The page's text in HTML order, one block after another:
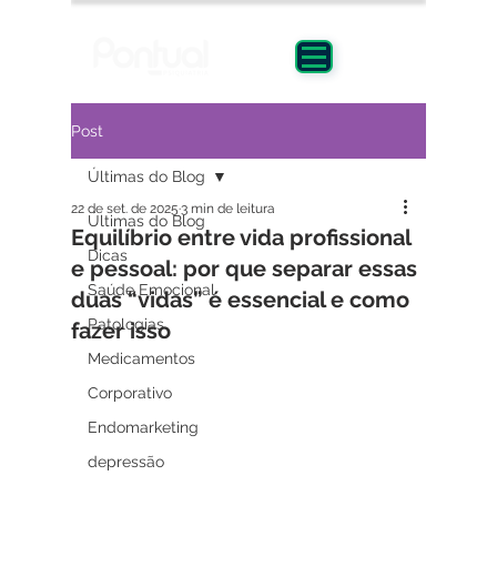
Post
Últimas do Blog
Dicas
Saúde Emocional
Patologias
Medicamentos
Corporativo
Endomarketing
depressão
Últimas do Blog
Equilíbrio entre vida profissional
e pessoal: por que separar essas
duas “vidas” é essencial e como
fazer isso
22 de set. de 2025 3 min de leitura